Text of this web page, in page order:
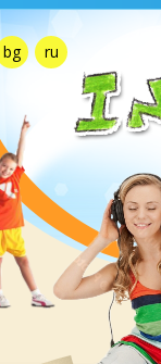
bg ru